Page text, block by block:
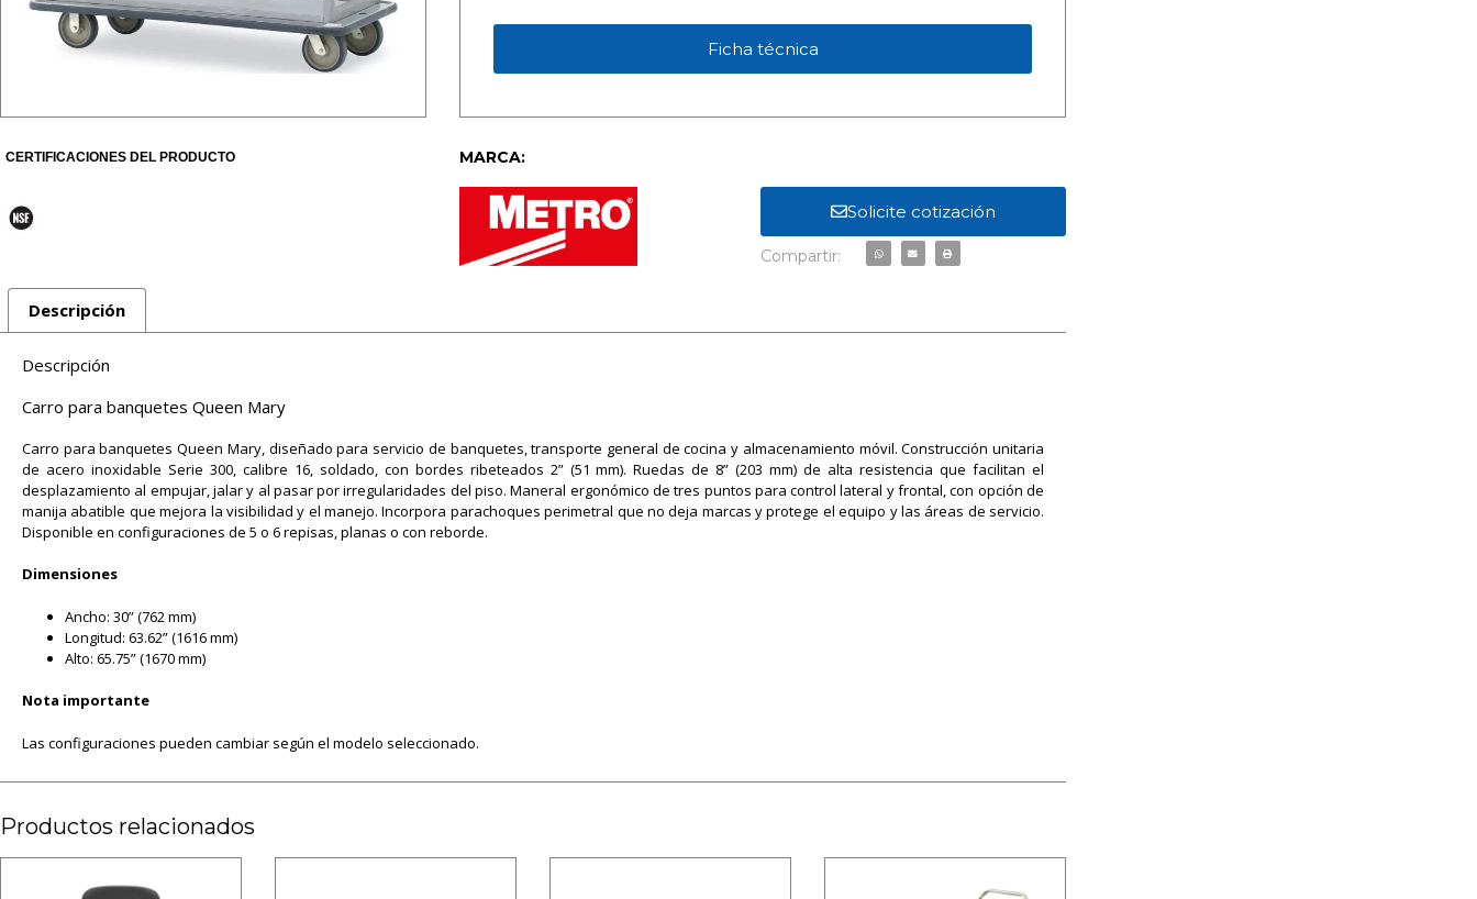
Ficha técnica
CERTIFICACIONES DEL PRODUCTO MARCA:
Solicite cotización
Compartir:
Descripción
Descripción
Carro para banquetes Queen Mary
Carro para banquetes Queen Mary, diseñado para servicio de banquetes, transporte general de cocina y almacenamiento móvil. Construcción unitaria
de acero inoxidable Serie 300, calibre 16, soldado, con bordes ribeteados 2” (51 mm). Ruedas de 8” (203 mm) de alta resistencia que facilitan el
desplazamiento al empujar, jalar y al pasar por irregularidades del piso. Maneral ergonómico de tres puntos para control lateral y frontal, con opción de
manija abatible que mejora la visibilidad y el manejo. Incorpora parachoques perimetral que no deja marcas y protege el equipo y las áreas de servicio.
Disponible en configuraciones de 5 o 6 repisas, planas o con reborde.
Dimensiones
Ancho: 30” (762 mm)
Longitud: 63.62” (1616 mm)
Alto: 65.75” (1670 mm)
Nota importante
Las configuraciones pueden cambiar según el modelo seleccionado.
Productos relacionados